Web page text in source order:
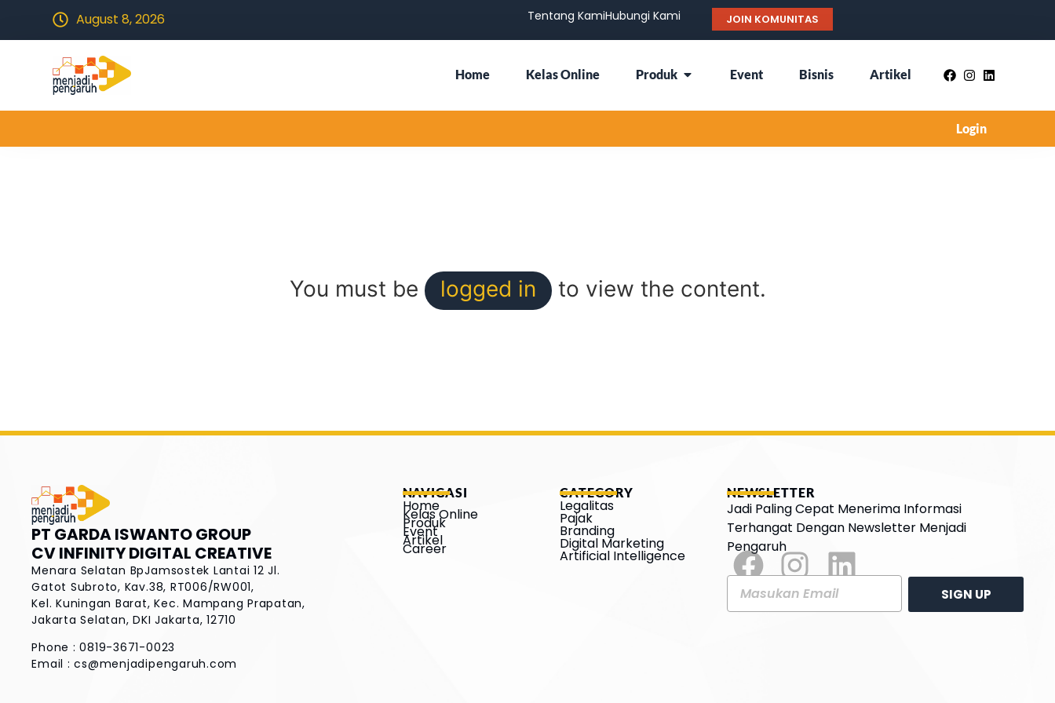
August 8, 2026 Tentang KamiHubungi Kami JOIN KOMUNITAS
Home Kelas Online Produk Event Bisnis Artikel
Login
You must be logged in to view the content.
PT GARDA ISWANTO GROUP
CV INFINITY DIGITAL CREATIVE
Menara Selatan BpJamsostek Lantai 12Jl.
Gatot Subroto, Kav.38, RT006/RW001,
Kel. Kuningan Barat, Kec. Mampang Prapatan,
Jakarta Selatan, DKI Jakarta, 12710
Phone : 0819-3671-0023
Email :cs@menjadipengaruh.com
NAVIGASI
Home
Kelas Online
Produk
Event
Artikel
Career
CATEGORY
Legalitas
Pajak
Branding
Digital Marketing
Artificial Intelligence
NEWSLETTER
Jadi Paling Cepat Menerima Informasi
Terhangat Dengan Newsletter Menjadi
Pengaruh
SIGN UP